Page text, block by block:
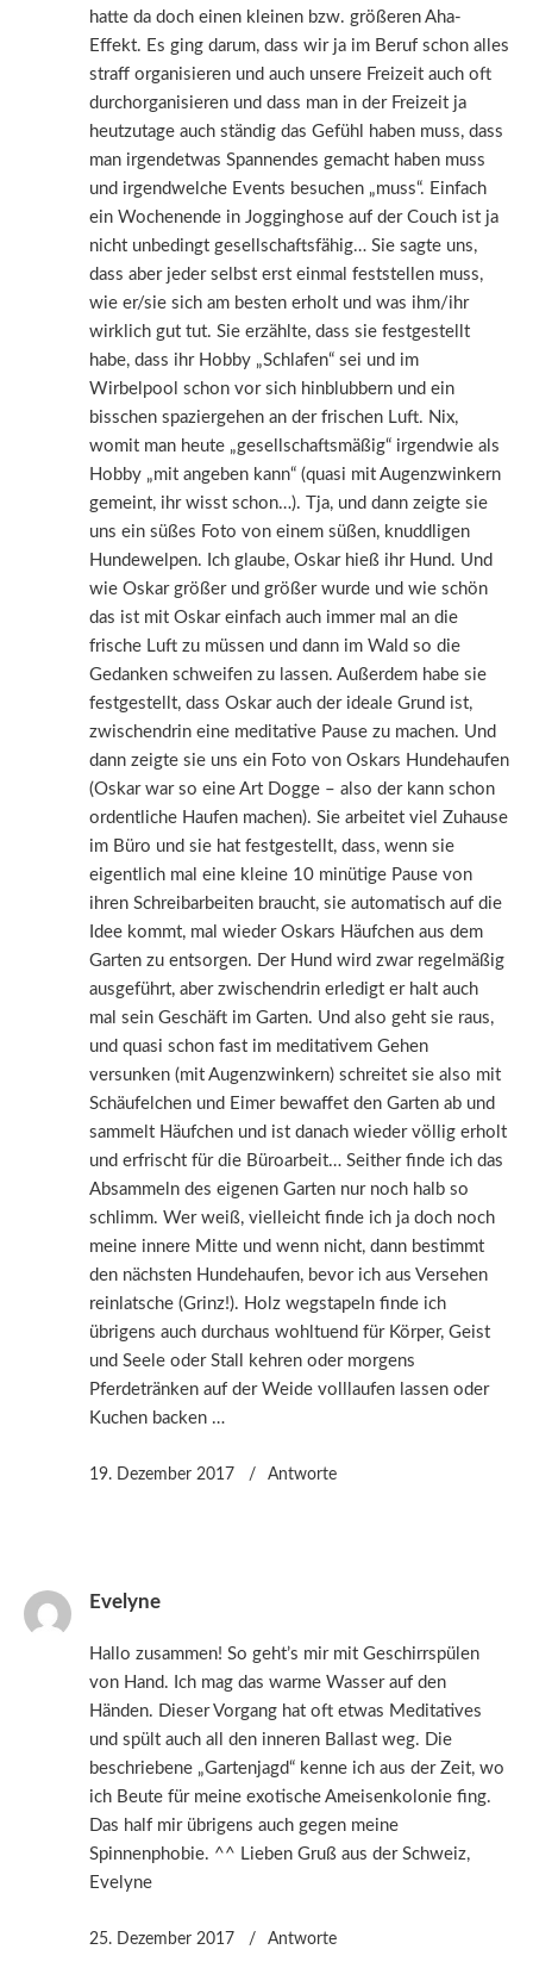
hatte da doch einen kleinen bzw. größeren Aha-
Effekt. Es ging darum, dass wir ja im Beruf schon alles
straff organisieren und auch unsere Freizeit auch oft
durchorganisieren und dass man in der Freizeit ja
heutzutage auch ständig das Gefühl haben muss, dass
man irgendetwas Spannendes gemacht haben muss
und irgendwelche Events besuchen „muss“. Einfach
ein Wochenende in Jogginghose auf der Couch ist ja
nicht unbedingt gesellschaftsfähig… Sie sagte uns,
dass aber jeder selbst erst einmal feststellen muss,
wie er/sie sich am besten erholt und was ihm/ihr
wirklich gut tut. Sie erzählte, dass sie festgestellt
habe, dass ihr Hobby „Schlafen“ sei und im
Wirbelpool schon vor sich hinblubbern und ein
bisschen spaziergehen an der frischen Luft. Nix,
womit man heute „gesellschaftsmäßig“ irgendwie als
Hobby „mit angeben kann“ (quasi mit Augenzwinkern
gemeint, ihr wisst schon…). Tja, und dann zeigte sie
uns ein süßes Foto von einem süßen, knuddligen
Hundewelpen. Ich glaube, Oskar hieß ihr Hund. Und
wie Oskar größer und größer wurde und wie schön
das ist mit Oskar einfach auch immer mal an die
frische Luft zu müssen und dann im Wald so die
Gedanken schweifen zu lassen. Außerdem habe sie
festgestellt, dass Oskar auch der ideale Grund ist,
zwischendrin eine meditative Pause zu machen. Und
dann zeigte sie uns ein Foto von Oskars Hundehaufen
(Oskar war so eine Art Dogge – also der kann schon
ordentliche Haufen machen). Sie arbeitet viel Zuhause
im Büro und sie hat festgestellt, dass, wenn sie
eigentlich mal eine kleine 10 minütige Pause von
ihren Schreibarbeiten braucht, sie automatisch auf die
Idee kommt, mal wieder Oskars Häufchen aus dem
Garten zu entsorgen. Der Hund wird zwar regelmäßig
ausgeführt, aber zwischendrin erledigt er halt auch
mal sein Geschäft im Garten. Und also geht sie raus,
und quasi schon fast im meditativem Gehen
versunken (mit Augenzwinkern) schreitet sie also mit
Schäufelchen und Eimer bewaffet den Garten ab und
sammelt Häufchen und ist danach wieder völlig erholt
und erfrischt für die Büroarbeit… Seither finde ich das
Absammeln des eigenen Garten nur noch halb so
schlimm. Wer weiß, vielleicht finde ich ja doch noch
meine innere Mitte und wenn nicht, dann bestimmt
den nächsten Hundehaufen, bevor ich aus Versehen
reinlatsche (Grinz!). Holz wegstapeln finde ich
übrigens auch durchaus wohltuend für Körper, Geist
und Seele oder Stall kehren oder morgens
Pferdetränken auf der Weide volllaufen lassen oder
Kuchen backen …
19. Dezember 2017 Antworte
Evelyne
Hallo zusammen! So geht’s mir mit Geschirrspülen
von Hand. Ich mag das warme Wasser auf den
Händen. Dieser Vorgang hat oft etwas Meditatives
und spült auch all den inneren Ballast weg. Die
beschriebene „Gartenjagd“ kenne ich aus der Zeit, wo
ich Beute für meine exotische Ameisenkolonie fing.
Das half mir übrigens auch gegen meine
Spinnenphobie. ^^ Lieben Gruß aus der Schweiz,
Evelyne
25. Dezember 2017 Antworte